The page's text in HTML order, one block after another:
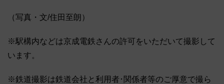
（写真・文/住田至朗）
※駅構内などは京成電鉄さんの許可をいただいて撮影して
います。
※鉄道撮影は鉄道会社と利用者･関係者等のご厚意で撮ら